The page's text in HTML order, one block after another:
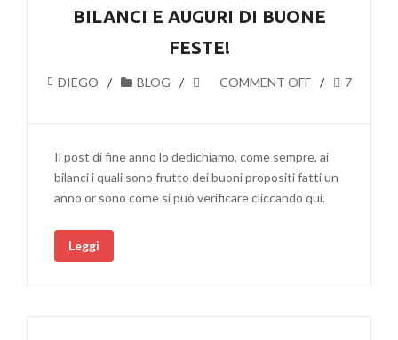
BILANCI E AUGURI DI BUONE
FESTE!
DIEGO BLOG COMMENT OFF 7
Il post di fine anno lo dedichiamo, come sempre, ai
bilanci i quali sono frutto dei buoni propositi fatti un
anno or sono come si può verificare cliccando qui.
Leggi